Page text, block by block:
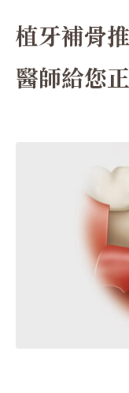
植牙補骨
醫師給您